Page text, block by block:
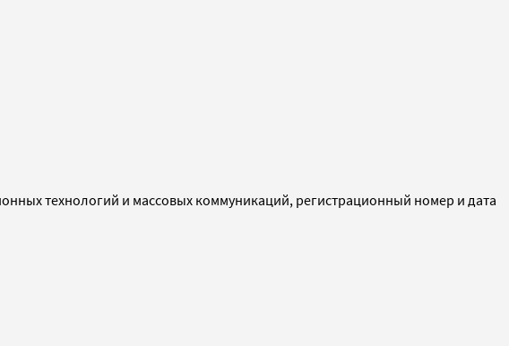
технологий и массовых коммуникаций, регистрационный номер и дата